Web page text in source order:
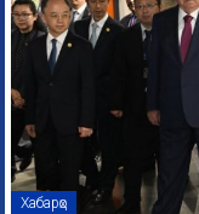
Хабарҳо